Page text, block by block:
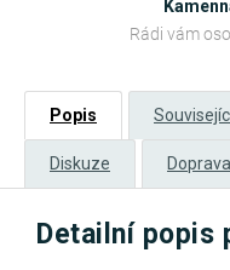
Rádi vám
Popis
Diskuze Doprava
Detailní popis